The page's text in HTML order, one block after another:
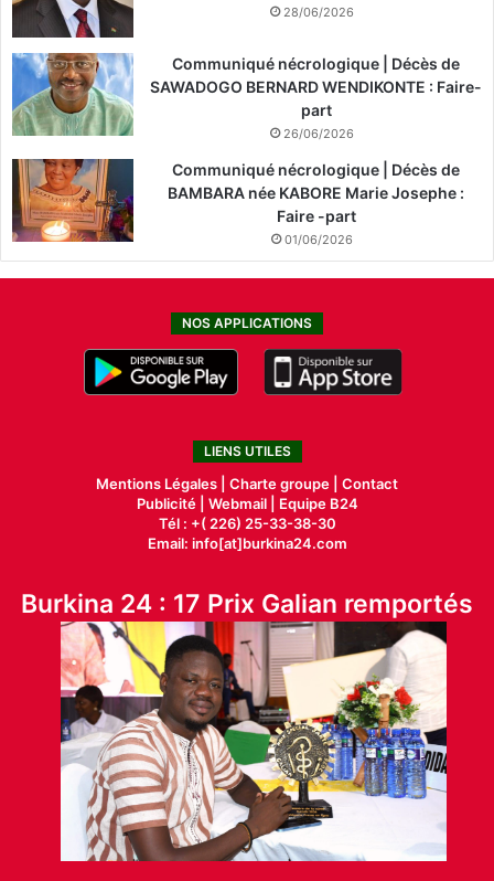
28/06/2026
Communiqué nécrologique | Décès de
SAWADOGO BERNARD WENDIKONTE : Faire-
part
26/06/2026
Communiqué nécrologique | Décès de
BAMBARA née KABORE Marie Josephe :
Faire -part
01/06/2026
NOS APPLICATIONS
LIENS UTILES
Mentions Légales | Charte groupe | Contact
Publicité| Webmail |
Equipe B24
Tél : +( 226) 25-33-38-30
Email: info[at]burkina24.com
Burkina 24 : 17 Prix Galian remportés